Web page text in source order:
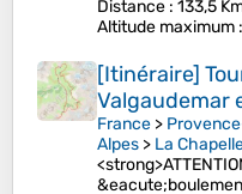
Distance : 133,5
Altitude maximum
[Itinéraire]
Valgaudemar
France >
Alpes > La